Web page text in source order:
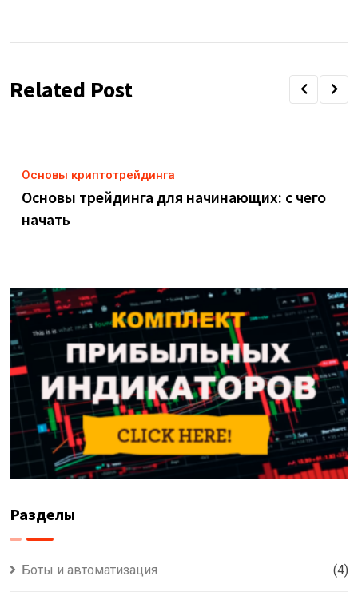
Related Post
Основы криптотрейдинга
Основы трейдинга для начинающих: с чего
начать
Разделы
Боты и автоматизация (4)